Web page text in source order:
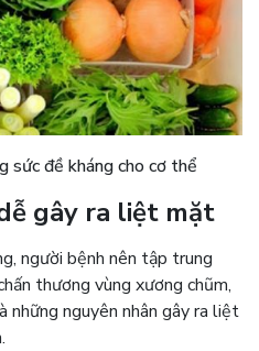
sức đề kháng cho cơ thể
gây ra liệt mặt
người bệnh nên tập trung
thương vùng xương chũm,
những nguyên nhân gây ra liệt